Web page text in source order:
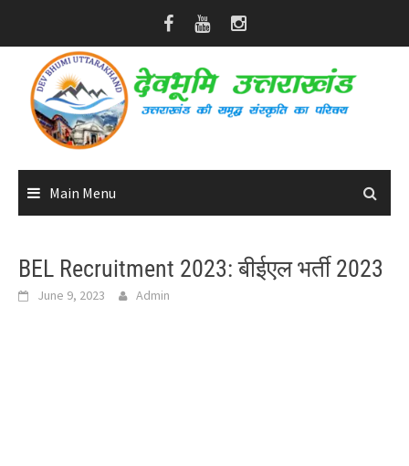
Main Menu
BEL Recruitment 2023: बीईएल भर्ती 2023
June 9, 2023 Admin